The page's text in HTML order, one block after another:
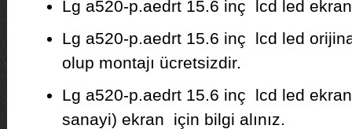
Lg a520-p.aedrt 15.6 inç lcd led ekran
Lg a520-p.aedrt 15.6 inç lcd led
olup montajı ücretsizdir.
Lg a520-p.aedrt 15.6 inç lcd led
sanayi) ekran için bilgi alınız.